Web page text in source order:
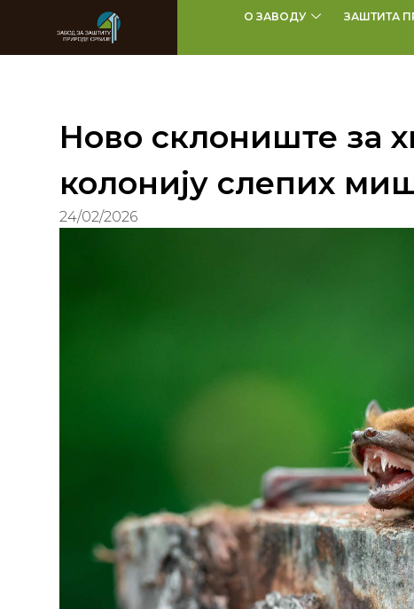
О ЗАВОДУ ЗАШТИТА
Ново склониште за
колонију слепих
24/02/2026